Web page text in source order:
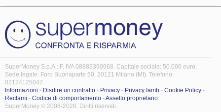
SuperMoney S.p.A.: P. IVA 08883390968. Capitale sociale: 50.000 euro.
Sede legale: Foro Buonaparte 50, 20121 Milano (MI). Telefono:
02124125047.
Informazioni - Disdire un contratto - Privacy - Privacy Iamb - Cookie Policy -
Reclami - Codice di comportamento -Assetto proprietario
SuperMoney © 2008-2028. Diritti riservati.